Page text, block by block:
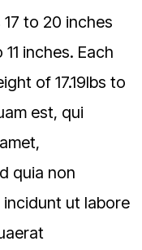
to 20 inches
inches. Each
of 17.19lbs to
est, qui
quia non
incidunt ut labore